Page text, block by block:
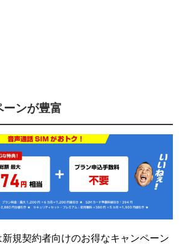
ーンが豊富
規契約者向けのお得なキャンペーン